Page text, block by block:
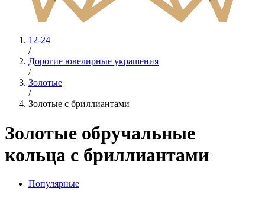
12-24
/
Дорогие ювелирные украшения
/
Золотые
/
Золотые с бриллиантами
Золотые обручальные
кольца с бриллиантами
Популярные